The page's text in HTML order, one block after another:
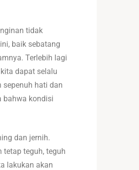
tidak
baik sebatang
Terlebih lagi
dapat selalu
hati dan
bahwa kondisi
dan jernih.
teguh, teguh
lakukan akan